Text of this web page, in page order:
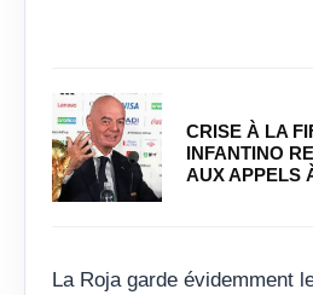
CRISE À LA
INFANTINO
AUX APPELS
La Roja garde évidemment